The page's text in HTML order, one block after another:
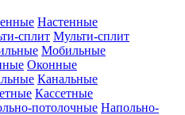
Настенные
Мульти-сплит
Мобильные
Оконные
Канальные
Кассетные
Напольно-